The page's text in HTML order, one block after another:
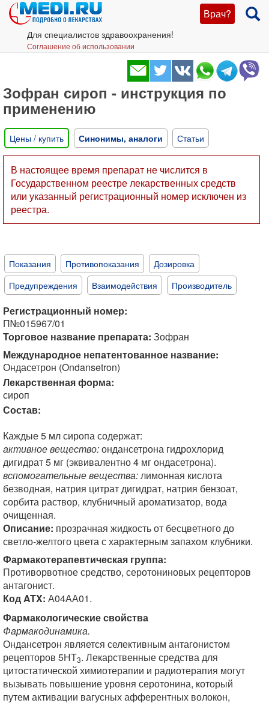
Врач?
Для специалистов здравоохранения!
Соглашение об использовании
Зофран сироп - инструкция по
применению
Цены / купить Синонимы, аналоги Статьи
В настоящее время препарат не числится в
Государственном реестре лекарственных средств
или указанный регистрационный номер исключен из
реестра.
Показания Противопоказания
Дозировка
Предупреждения
Взаимодействия Производитель
Регистрационный номер:
П№015967/01
Торговое название препарата: Зофран
Международное непатентованное название:
Ондасетрон (Ondansetron)
Лекарственная форма:
сироп
Состав:
Каждые 5 мл сиропа содержат:
активное вещество:ондансетрона гидрохлорид
дигидрат 5 мг (эквивалентно 4 мг ондасетрона).
вспомогательные вещества:лимонная кислота
безводная, натрия цитрат дигидрат, натрия бензоат,
сорбита раствор, клубничный ароматизатор, вода
очищенная.
Описание: прозрачная жидкость от бесцветного до
светло-желтого цвета с характерным запахом клубники.
Фармакотерапевтическая группа:
Противорвотное средство, серотониновых рецепторов
антагонист.
Код ATX: А04АА01.
Фармакологические свойства
Фармакодинамика.
Ондансетрон является селективным антагонистом
рецепторов 5НТ3. Лекарственные средства для
цитостатической химиотерапии и радиотерапия могут
вызывать повышение уровня серотонина, который
путем активации вагусных афферентных волокон,